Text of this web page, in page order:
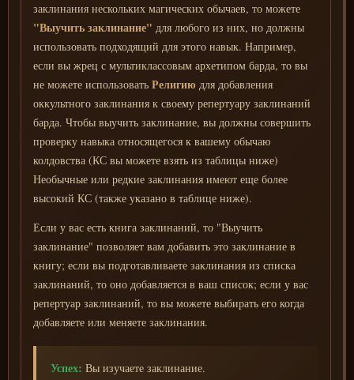
заклинания нескольких магических обычаев, то можете
"Выучить заклинание" для любого из них, но должны
использовать подходящий для этого навык. Например,
если вы жрец с мультиклассовым архетипом барда, то вы
не можете использовать Религию для добавления
оккультного заклинания к своему репертуару заклинаний
барда. Чтобы выучить заклинание, вы должны совершить
проверку навыка относящегося к вашему обычаю
колдовства (КС вы можете взять из таблицы ниже)
Необычные или редкие заклинания имеют еще более
высокий КС (также указано в таблице ниже).
Если у вас есть книга заклинаний, то "Выучить
заклинание" позволяет вам добавить это заклинание в
книгу; если вы подготавливаете заклинания из списка
заклинаний, то оно добавляется в ваш список; если у вас
репертуар заклинаний, то вы можете выбирать его когда
добавляете или меняете заклинания.
Успех: Вы изучаете заклинание.